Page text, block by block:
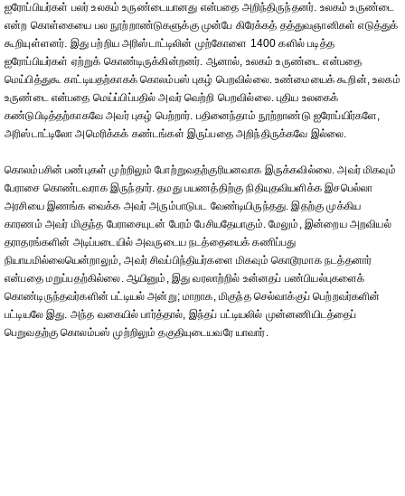
ஐரோப்பியர்கள் பலர் உலகம் உருண்டையானது என்பதை அறிந்திருந்தனர். உலகம் உருண்டை
என்ற கொள்கையை பல நூற்றாண்டுகளுக்கு முன்பே கிரேக்கத் தத்துவஞானிகள் எடுத்துக்
கூறியுள்ளனர். இது பற்றிய அரிஸ்டாட்டிலின் முற்கோளை 1400 களில் படித்த
ஐரோப்பியர்கள் ஏற்றுக் கொண்டிருக்கின்றனர். ஆனால், உலகம் உருண்டை என்பதை
மெய்பித்துகூ காட்டியதற்காகக் கொலம்பஸ் புகழ் பெறவில்லை. உண்மையைக் கூறின், உலகம்
உருண்டை என்பதை மெய்ப்பிப்பதில் அவர் வெற்றி பெறவில்லை. புதிய உலகைக்
கண்டுபிடித்தற்காகவே அவர் புகழ் பெற்றார். பதினைந்தாம் நூற்றாண்டு ஐரோப்யிர்களே,
அரிஸ்டாட்டிலோ அமெரிக்கக் கண்டங்கள் இருப்பதை அறிந்திருக்கவே இல்லை.
கொலம்பசின் பண்புகள் முற்றிலும் போற்றுவதற்குரியனவாக இருக்கவில்லை. அவர் மிகவும்
பேராசை கொண்டவராக இருந்தார். தமது பயணத்திற்கு நிதியுதவியளிக்க இசபெல்லா
அரசியை இணங்க வைக்க அவர் அரும்பாடுபட வேண்டியிருந்தது. இதற்கு முக்கிய
காரணம் அவர் மிகுந்த பேராசையுடன் பேரம் பேசியதேயாகும். மேலும், இன்றைய அறவியல்
தராதரங்களின் அடிப்படையில் அவருடைய நடத்தையைக் கணிப்பது
நியாயமில்லையென்றாலும், அவர் சிவப்பிந்தியர்களை மிகவும் கொடூரமாக நடத்தனார்
என்பதை மறுப்பதற்கில்லை. ஆயினும், இது வரலாற்றில் உன்னதப் பண்பியல்புகளைக்
கொண்டிருந்தவர்களின் பட்டியல் அன்று; மாறாக, மிகுந்த செல்வாக்குப் பெற்றவர்களின்
பட்டியலே இது. அந்த வகையில் பார்த்தால், இந்தப் பட்டியலில் முன்னணியிடத்தைப்
பெறுவதற்கு கொலம்பஸ் முற்றிலும் தகுதியுடையவரே யாவார்.